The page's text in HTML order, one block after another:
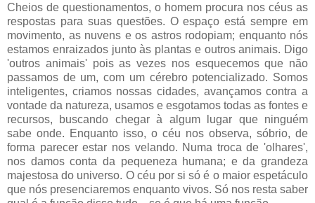
Cheios de questionamentos, o homem procura nos céus as
respostas para suas questões. O espaço está sempre em
movimento, as nuvens e os astros rodopiam; enquanto nós
estamos enraizados junto às plantas e outros animais. Digo
'outros animais' pois as vezes nos esquecemos que não
passamos de um, com um cérebro potencializado. Somos
inteligentes, criamos nossas cidades, avançamos contra a
vontade da natureza, usamos e esgotamos todas as fontes e
recursos, buscando chegar à algum lugar que ninguém
sabe onde. Enquanto isso, o céu nos observa, sóbrio, de
forma parecer estar nos velando. Numa troca de 'olhares',
nos damos conta da pequeneza humana; e da grandeza
majestosa do universo. O céu por si só é o maior espetáculo
que nós presenciaremos enquanto vivos. Só nos resta saber